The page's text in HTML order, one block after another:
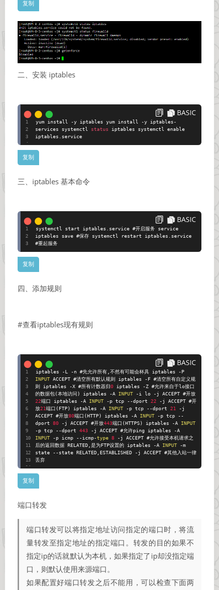
二、安装 iptables
BASIC
yum install -y iptables yum install -y iptables-
services systemctl status iptables systemctl enable
iptables.service
三、iptables 基本命令
BASIC
systemctl start iptables.service #开启服务 service
iptables save #保存 systemctl restart iptables.service
#重起服务
四、添加规则
#查看iptables现有规则
BASIC
iptables -L -n #先允许所有 不然有可能会杯具 iptables -P
INPUT ACCEPT #清空所有默认规则 iptables -F #清空所有自定义规
则 iptables -X #所有计数器归0 iptables -Z #允许来自于lo接口
的数据包 (本地访问 ) iptables -A INPUT -i lo -j ACCEPT #开放
22端口 iptables -A INPUT -p tcp --dport 22 -j ACCEPT #开
放21端口 ( FTP) iptables -A INPUT -p tcp --dport 21 -j
ACCEPT #开放80端口 (HTTP) iptables -A INPUT -p tcp --
dport 80 -j ACCEPT #开放443端口 (HTTPS) iptables -A INPUT
-p tcp --dport 443 -j ACCEPT #允许ping iptables -A
INPUT
-p icmp --icmp-type 8 -j ACCEPT #允许接受本机请求之
后的返回数据 RELATED 是为FTP设置的 iptables -A INPUT -m
state --state RELATED ESTABLISHED -j ACCEPT #其他入站一律
丢弃
端口转发
端口转发可以将指定地址访问指定的端口时，将流
量转发至指定地址的指定端口。转发的目的如果不
指定ip的话就默认为本机，如果指定了ip却没指定端
口，则默认使用来源端口。
如果配置好端口转发之后不能用，可以检查下面两